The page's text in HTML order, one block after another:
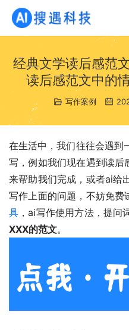
经典文学读后感范
读后感范文中的
写作案例
在生活中，我们往往会遇到
写，例如我们现在遇到读后
来帮助我们完成，或者ai给
写作上面的问题，不妨免费
具 ，ai写作使用方法，提问
XXX的范文。